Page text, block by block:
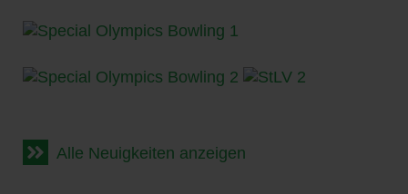
Alle Neuigkeiten anzeigen